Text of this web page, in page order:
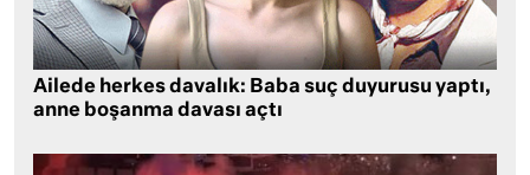
Ailede herkes davalık: Baba suç duyurusu yaptı,
anne boşanma davası açtı